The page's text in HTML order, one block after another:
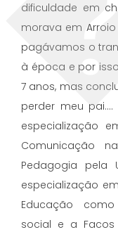
dificuldade em
morava em
pagávamos o
à época e por
7 anos, mas
perder meu
especialização
Comunicação
Pedagogia pela
especialização
Educação
social e a